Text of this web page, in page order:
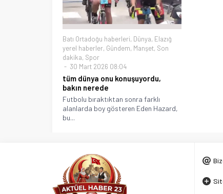
Batı Ortadoğu haberleri, Dünya, Elazığ
yerel haberler, Gündem, Manşet, Son
dakika, Spor
30 Mart 2026 08:04
tüm dünya onu konuşuyordu,
bakın nerede
Futbolu bıraktıktan sonra farklı
alanlarda boy gösteren Eden Hazard,
bu...